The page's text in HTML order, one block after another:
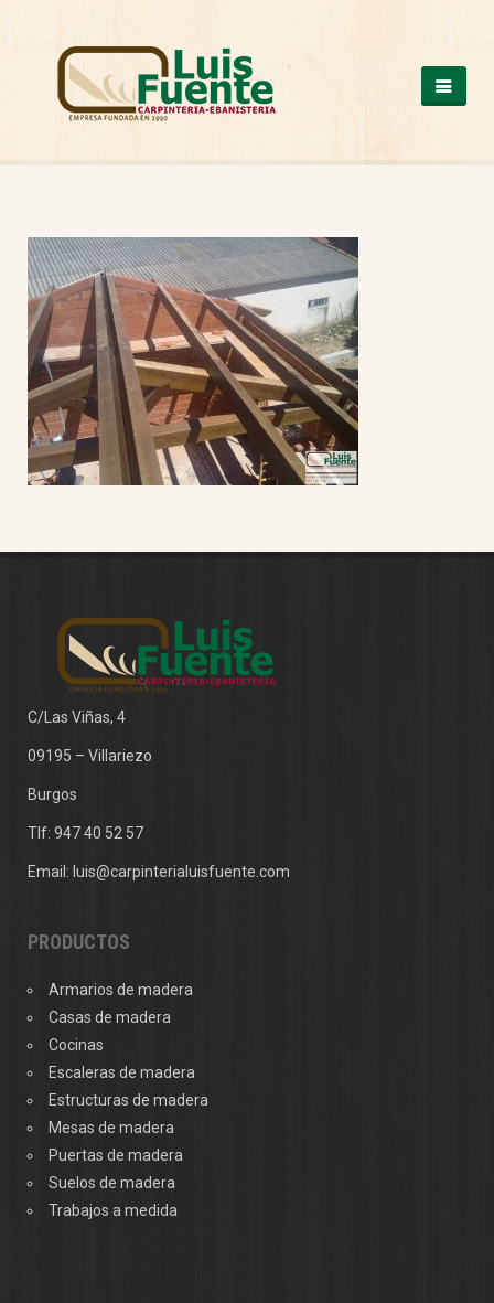
ARMARIOS DE MADERA
CASAS DE MADERA
ESCALERAS DE MADERA
ESTRUCTURAS DE MADERA
MESAS DE MADERA
PUERTAS DE MADERA
SUELOS DE MADERA
TRABAJOS A MEDIDA
VENTANAS DE ALUMINIO Y PVC
NUESTROS TRABAJOS
CONTACTO
C/Las Viñas, 4
09195 – Villariezo
Burgos
Tlf: 947 40 52 57
Email: luis@carpinterialuisfuente.com
PRODUCTOS
Armarios de madera
Casas de madera
Cocinas
Escaleras de madera
Estructuras de madera
Mesas de madera
Puertas de madera
Suelos de madera
Trabajos a medida